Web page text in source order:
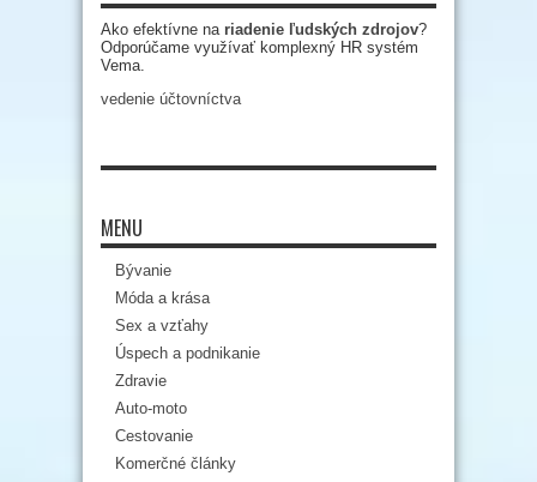
Ako efektívne na riadenie ľudských zdrojov?
Odporúčame využívať komplexný HR systém
Vema.
vedenie účtovníctva
MENU
Bývanie
Móda a krása
Sex a vzťahy
Úspech a podnikanie
Zdravie
Auto-moto
Cestovanie
Komerčné články